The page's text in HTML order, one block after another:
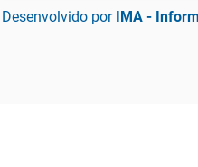
Desenvolvido por IMA -